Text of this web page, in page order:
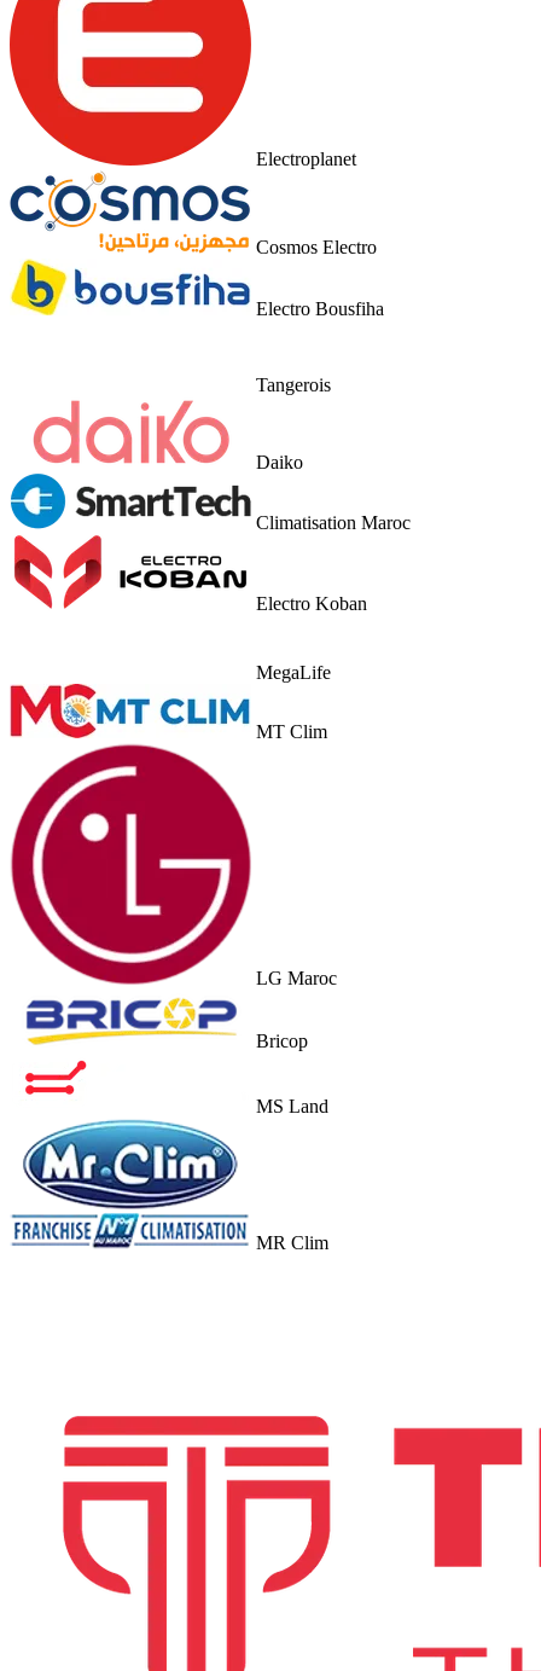
Electroplanet
Cosmos Electro
Electro Bousfiha
Tangerois
Daiko
Climatisation Maroc
Electro Koban
MegaLife
MT Clim
LG Maroc
Bricop
MS Land
MR Clim